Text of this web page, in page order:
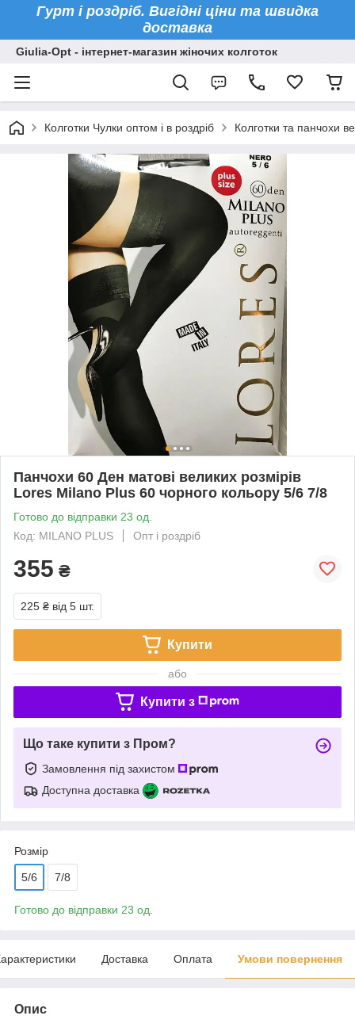
Гурт і роздріб. Вигідні ціни та швидка
доставка
Giulia-Opt - інтернет-магазин жіночих колготок
Колготки Чулки оптом і в роздріб Колготки та панчохи
Панчохи 60 Ден матові великих розмірів
Lores Milano Plus 60 чорного кольору 5/6 7/8
Готово до відправки 23 од.
Код: MILANO PLUS
Опт і роздріб
355 ₴
225 ₴ від 5 шт.
Купити
або
Купити з
Що таке купити з Пром?
Замовлення під захистом
Доступна доставка
Розмір
5/6 7/8
Готово до відправки 23 од.
Доставка Оплата Умови повернення
Опис